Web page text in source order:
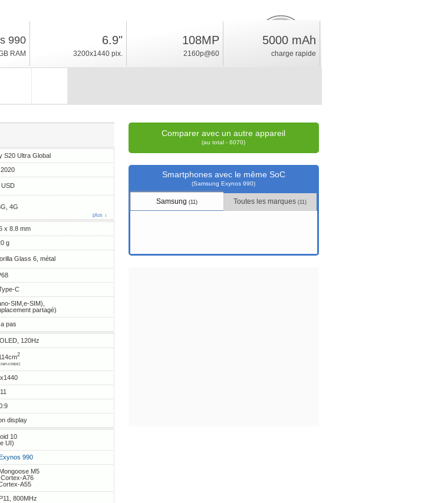
23.5
position
990
RAM
6.9"
3200x1440 pix.
108MP
2160p@60
5000 mAh
charge rapide
S20 Ultra Global
USD
4G
plus ↓
x 8.8 mm
g
Glass 6, métal
C
SIM,e-SIM),
partagé)
pas
120Hz
2
corps)
display
10
UI)
990
M5
A76
A55
800MHz
Comparer avec un autre appareil
(au total - 6070)
Smartphones avec le même SoC
(Samsung Exynos 990)
Samsung(11) Toutes les marques(11)